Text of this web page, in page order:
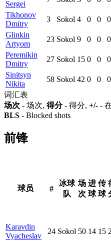
Sergei
Tikhonov
Dmitry
3 Sokol 4 0 0 0
Glinkin
Artyom
23 Sokol 9 0 0 0
Peremikin
Dmitry
27 Sokol 15 0 0 0
Sinitsyn
Nikita
58 Sokol 42 0 0 0
词汇表
场次 - 场次, 得分- 得分, +/- -
BLS - Blocked shots
前锋
球员 #
冰球
队
场
次
进
球
传
球
Karavdin
Vyacheslav
24 Sokol 50 14 15